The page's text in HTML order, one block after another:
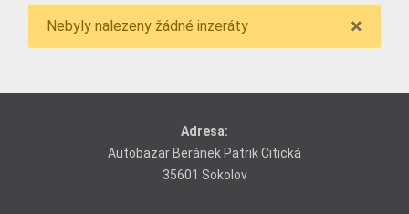
Nebyly nalezeny žádné inzeráty ×
Adresa:
Autobazar Beránek Patrik Citická
35601 Sokolov